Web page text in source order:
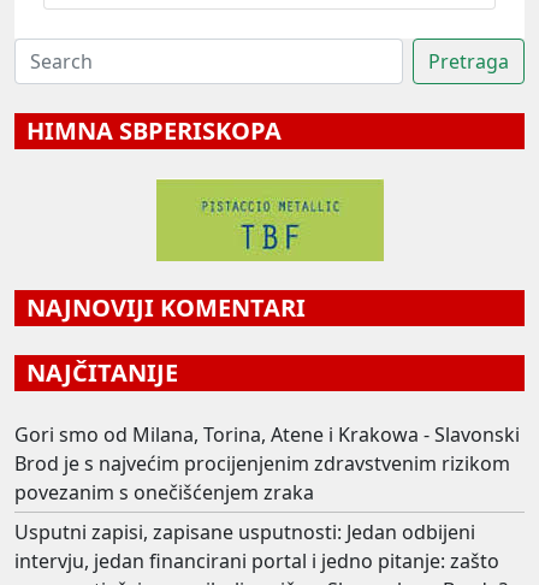
HIMNA SBPERISKOPA
NAJNOVIJI KOMENTARI
NAJČITANIJE
Gori smo od Milana, Torina, Atene i Krakowa - Slavonski
Brod je s najvećim procijenjenim zdravstvenim rizikom
povezanim s onečišćenjem zraka
Usputni zapisi, zapisane usputnosti: Jedan odbijeni
intervju, jedan financirani portal i jedno pitanje: zašto